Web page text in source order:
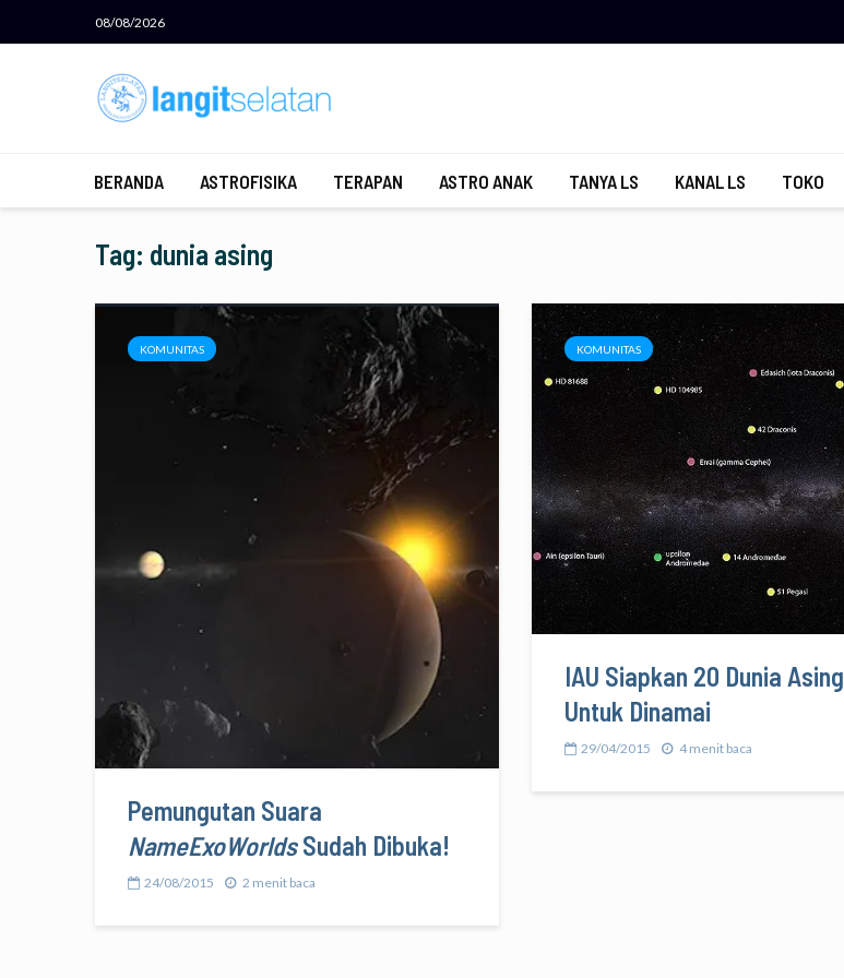
08/08/2026
BERANDA ASTROFISIKA TERAPAN ASTRO ANAK TANYA LS KANAL LS TOKO
Tag: dunia asing
KOMUNITAS
Pemungutan Suara
NameExoWorldsSudah Dibuka!
24/08/2015 2 menit baca
KOMUNITAS
IAU Siapkan 20 Dunia Asing
Untuk Dinamai
29/04/2015 4 menit baca